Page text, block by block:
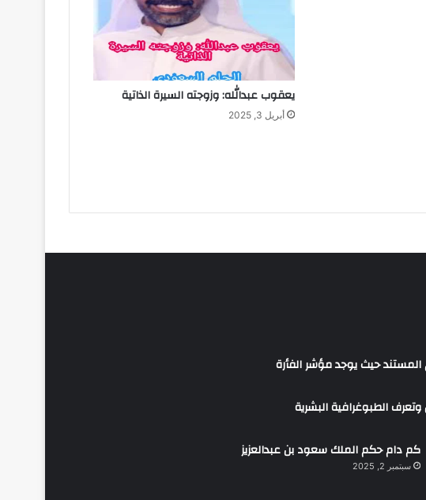
يعقوب عبدالله: وزوجته السيرة الذاتية
أبريل 3, 2025
المستند حيث يوجد مؤشر الفأرة
الطبوغرافية البشرية
كم دام حكم الملك سعود بن عبدالعزيز
سبتمبر 2, 2025